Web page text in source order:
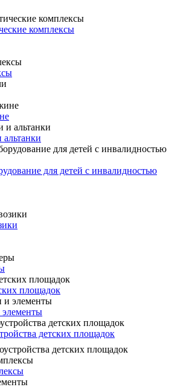
комплексы
для детей с инвалидностью
площадок
детских площадок
детских площадок